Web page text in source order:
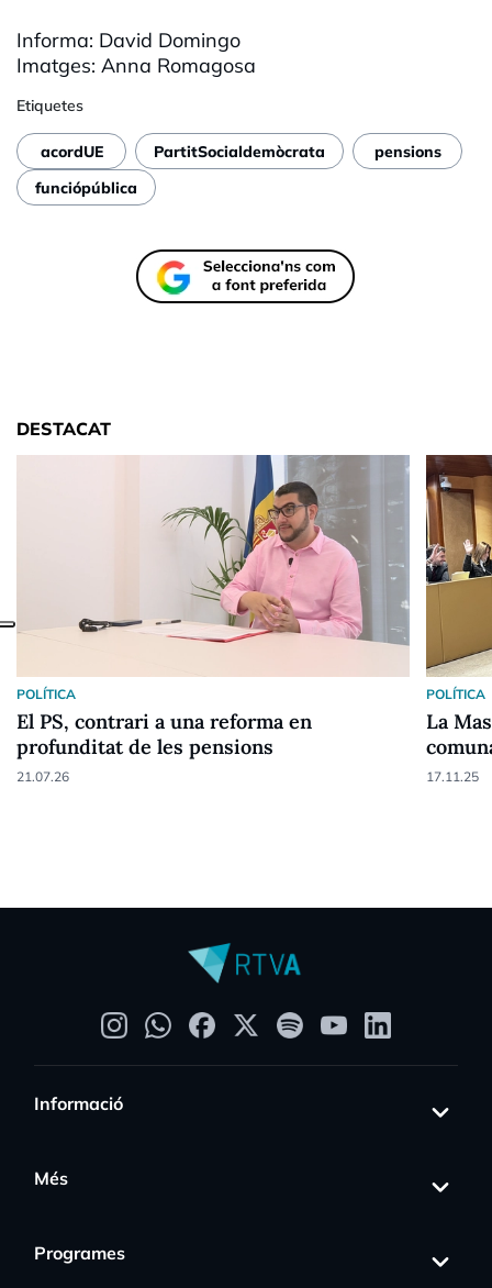
Informa: David Domingo
Imatges: Anna Romagosa
Etiquetes
acordUE PartitSocialdemòcrata
pensions
funciópública
DESTACAT
POLÍTICA
El PS, contrari a una reforma en
profunditat de les pensions
21.07.26
POLÍTICA
La
17.11.25
Informació
Més
Programes